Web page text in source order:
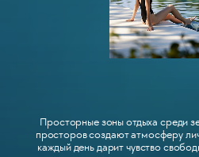
Просторные зоны отдыха среди
просторов создают атмосферу
каждый день дарит чувство